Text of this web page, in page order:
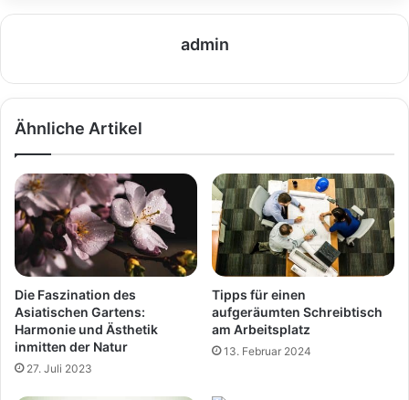
admin
Ähnliche Artikel
Die Faszination des
Asiatischen Gartens:
Harmonie und Ästhetik
inmitten der Natur
27. Juli 2023
Tipps für einen
aufgeräumten Schreibtisch
am Arbeitsplatz
13. Februar 2024